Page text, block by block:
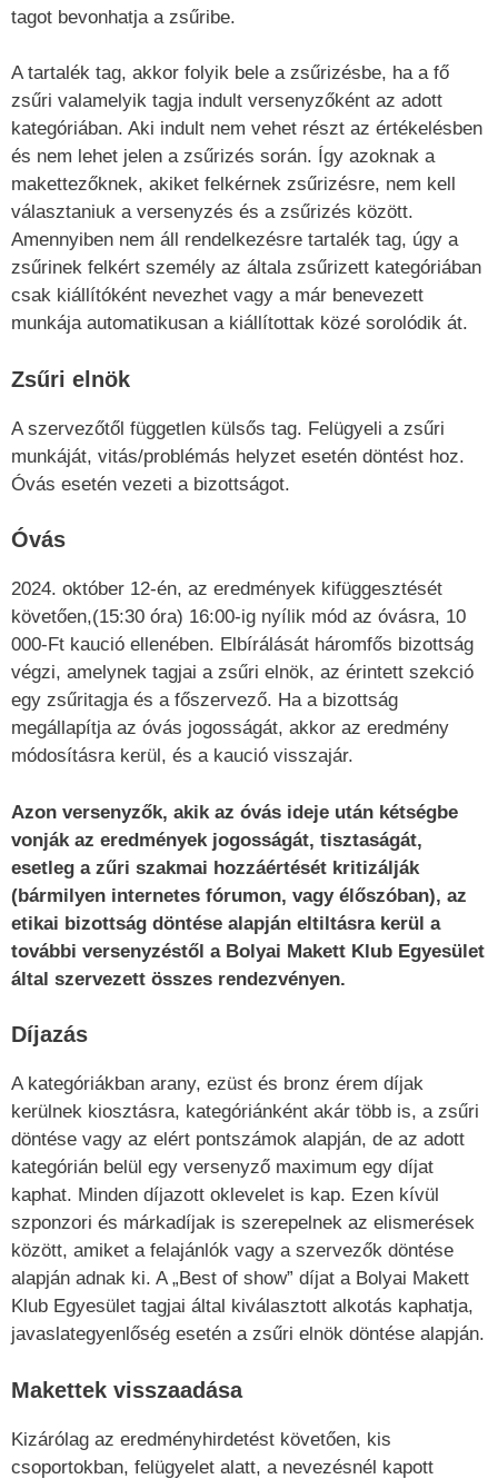
tagot bevonhatja a zsűribe.
A tartalék tag, akkor folyik bele a zsűrizésbe, ha a fő
zsűri valamelyik tagja indult versenyzőként az adott
kategóriában. Aki indult nem vehet részt az értékelésben
és nem lehet jelen a zsűrizés során. Így azoknak a
makettezőknek, akiket felkérnek zsűrizésre, nem kell
választaniuk a versenyzés és a zsűrizés között.
Amennyiben nem áll rendelkezésre tartalék tag, úgy a
zsűrinek felkért személy az általa zsűrizett kategóriában
csak kiállítóként nevezhet vagy a már benevezett
munkája automatikusan a kiállítottak közé sorolódik át.
Zsűri elnök
A szervezőtől független külsős tag. Felügyeli a zsűri
munkáját, vitás/problémás helyzet esetén döntést hoz.
Óvás esetén vezeti a bizottságot.
Óvás
2024. október 12-én, az eredmények kifüggesztését
követően,(15:30 óra) 16:00-ig nyílik mód az óvásra, 10
000-Ft kaució ellenében. Elbírálását háromfős bizottság
végzi, amelynek tagjai a zsűri elnök, az érintett szekció
egy zsűritagja és a főszervező. Ha a bizottság
megállapítja az óvás jogosságát, akkor az eredmény
módosításra kerül, és a kaució visszajár.
Azon versenyzők, akik az óvás ideje után kétségbe
vonják az eredmények jogosságát, tisztaságát,
esetleg a zűri szakmai hozzáértését kritizálják
(bármilyen internetes fórumon, vagy élőszóban), az
etikai bizottság döntése alapján eltiltásra kerül a
további versenyzéstől a Bolyai Makett Klub Egyesület
által szervezett összes rendezvényen.
Díjazás
A kategóriákban arany, ezüst és bronz érem díjak
kerülnek kiosztásra, kategóriánként akár több is, a zsűri
döntése vagy az elért pontszámok alapján, de az adott
kategórián belül egy versenyző maximum egy díjat
kaphat. Minden díjazott oklevelet is kap. Ezen kívül
szponzori és márkadíjak is szerepelnek az elismerések
között, amiket a felajánlók vagy a szervezők döntése
alapján adnak ki. A „Best of show” díjat a Bolyai Makett
Klub Egyesület tagjai által kiválasztott alkotás kaphatja,
javaslategyenlőség esetén a zsűri elnök döntése alapján.
Makettek visszaadása
Kizárólag az eredményhirdetést követően, kis
csoportokban, felügyelet alatt, a nevezésnél kapott